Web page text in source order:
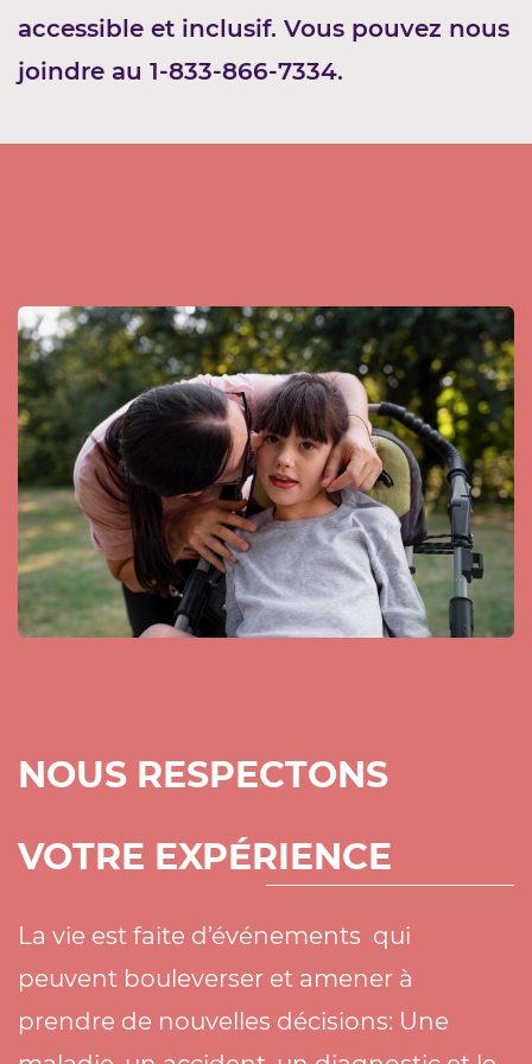
accessible et inclusif. Vous pouvez nous
joindre au 1-833-866-7334.
NOUS RESPECTONS
VOTRE EXPÉRIENCE
La vie est faite d’événements qui
peuvent bouleverser et amener à
prendre de nouvelles décisions: Une